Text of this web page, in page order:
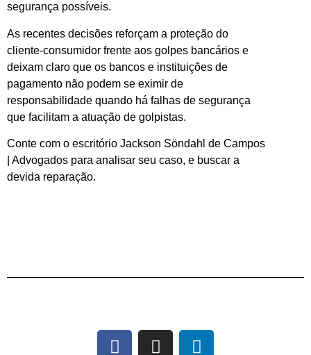
segurança possíveis.
As recentes decisões reforçam a proteção do
cliente-consumidor frente aos golpes bancários e
deixam claro que os bancos e instituições de
pagamento não podem se eximir de
responsabilidade quando há falhas de segurança
que facilitam a atuação de golpistas.
Conte com o escritório Jackson Söndahl de Campos
| Advogados para analisar seu caso, e buscar a
devida reparação.